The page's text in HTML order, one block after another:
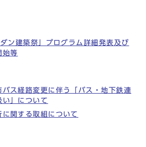
ン建築祭」プログラム詳細発表及び
始等
バス経路変更に伴う「バス・地下鉄連
」について
関する取組について